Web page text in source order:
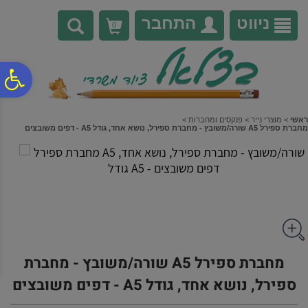
נגישות
אתר
המרכזי
ניווט התחבר 0
ראשי > מוצרי נייר > פנקסים ומחברות >
מחברת ספירל A5 שורה/משובץ - מחברת ספירל, נושא אחד, גודל A5 - דפים משובצים
מחברת ספירל A5 שורה/משובץ - מחברת
ספירל, נושא אחד, גודל A5 - דפים משובצים